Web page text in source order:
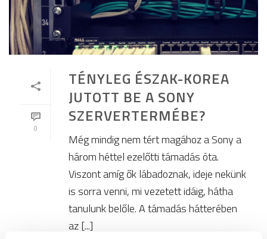
0
TÉNYLEG ÉSZAK-KOREA
JUTOTT BE A SONY
SZERVERTERMÉBE?
Még mindig nem tért magához a Sony a
három héttel ezelőtti támadás óta.
Viszont amíg ők lábadoznak, ideje nekünk
is sorra venni, mi vezetett idáig, hátha
tanulunk belőle. A támadás hátterében
az [...]